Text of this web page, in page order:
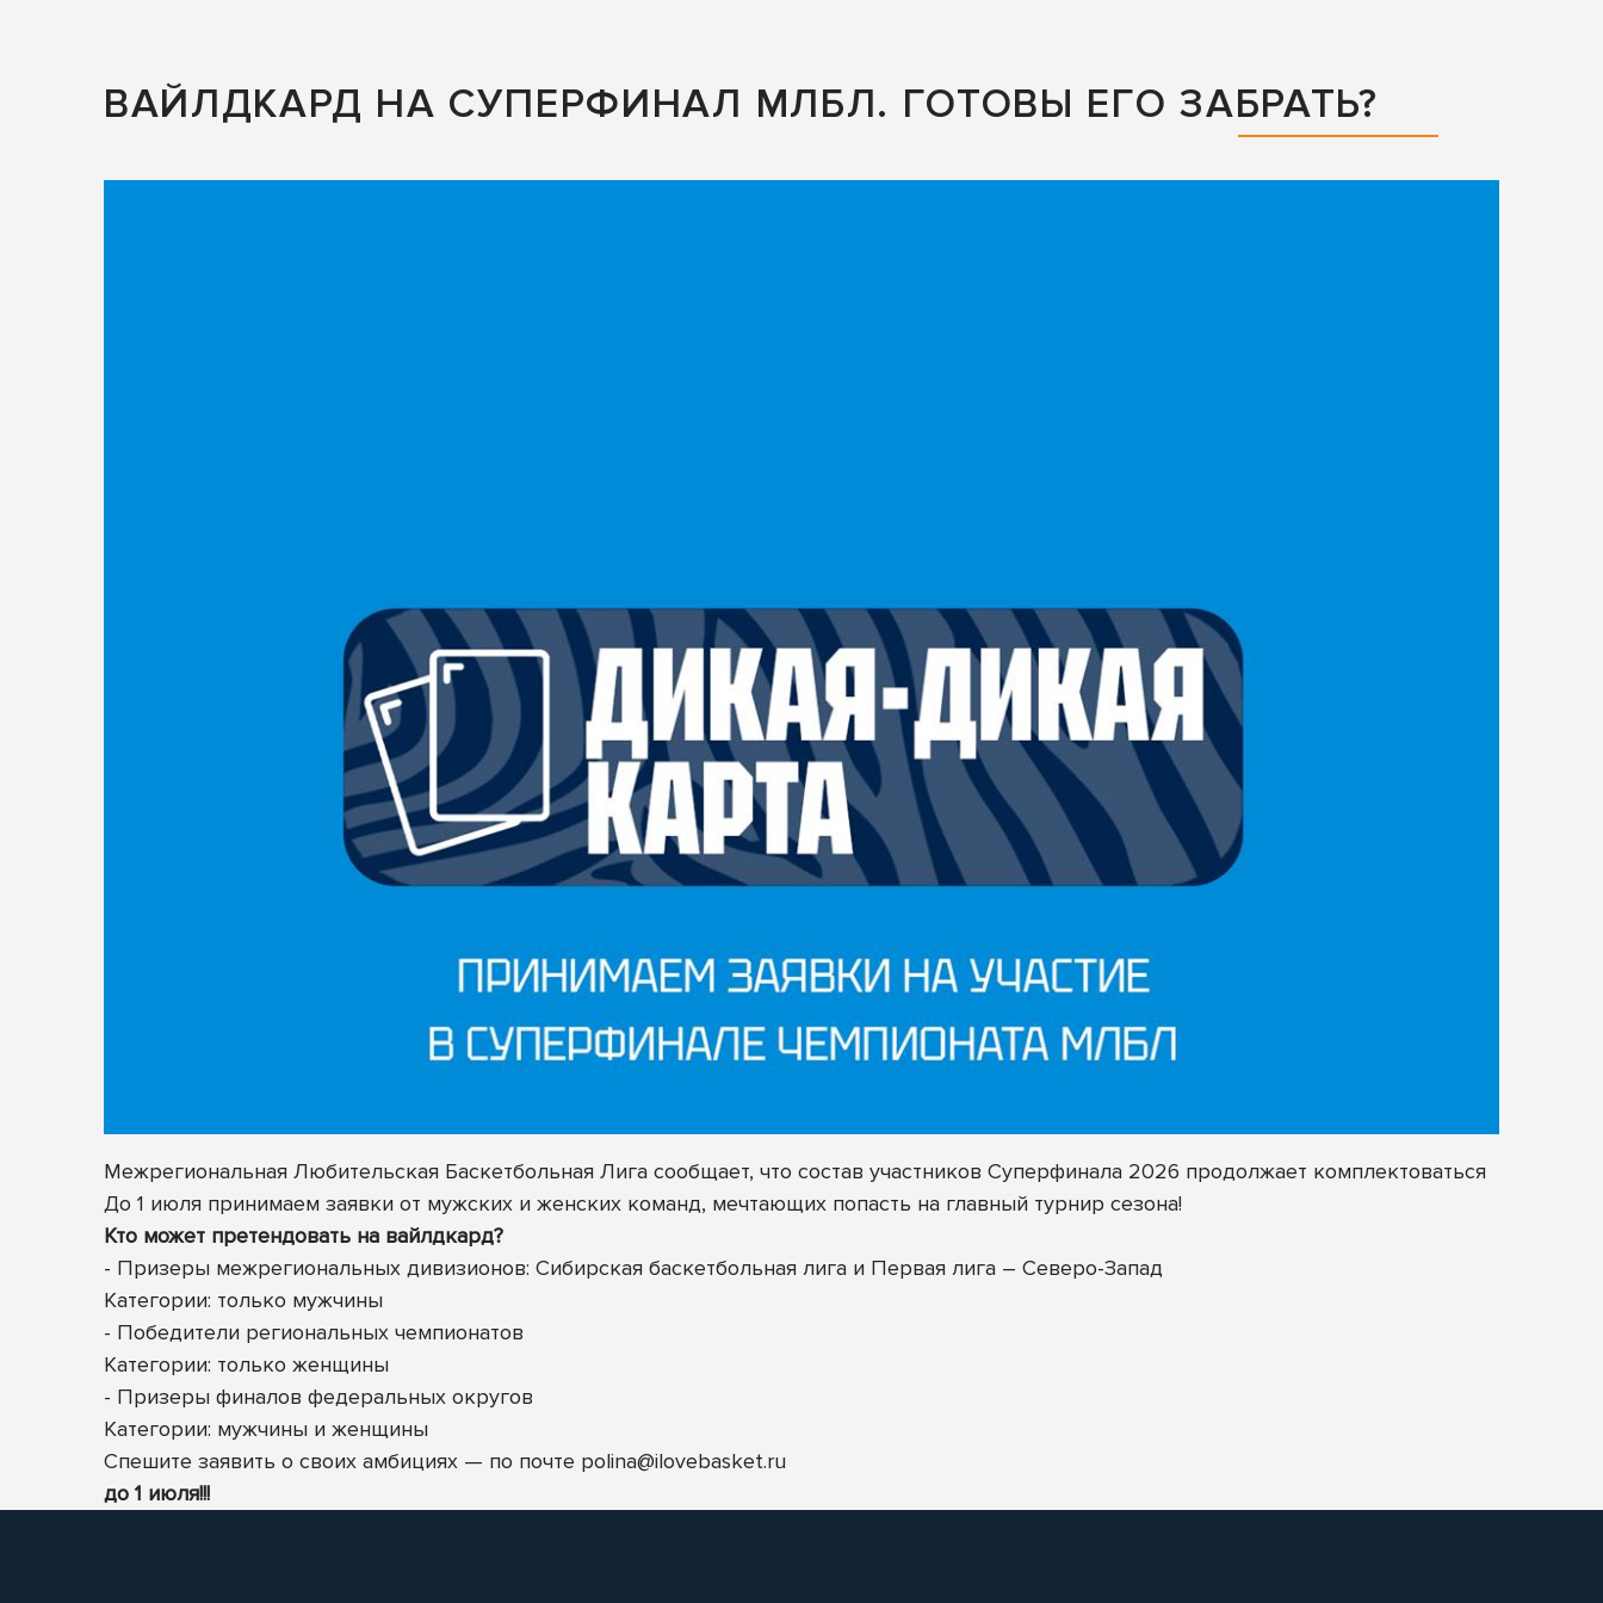
ВАЙЛДКАРД НА СУПЕРФИНАЛ МЛБЛ. ГОТОВЫ ЕГО ЗАБРАТЬ?
Межрегиональная Любительская Баскетбольная Лига сообщает, что состав участников Суперфинала 2026 продолжает комплектоваться
До 1 июля принимаем заявки от мужских и женских команд, мечтающих попасть на главный турнир сезона!
Кто может претендовать на вайлдкард?
- Призеры межрегиональных дивизионов: Сибирская баскетбольная лига и Первая лига – Северо-Запад
Категории: только мужчины
- Победители региональных чемпионатов
Категории: только женщины
- Призеры финалов федеральных округов
Категории: мужчины и женщины
Спешите заявить о своих амбициях — по почте polina@ilovebasket.ru
до 1 июля!!!